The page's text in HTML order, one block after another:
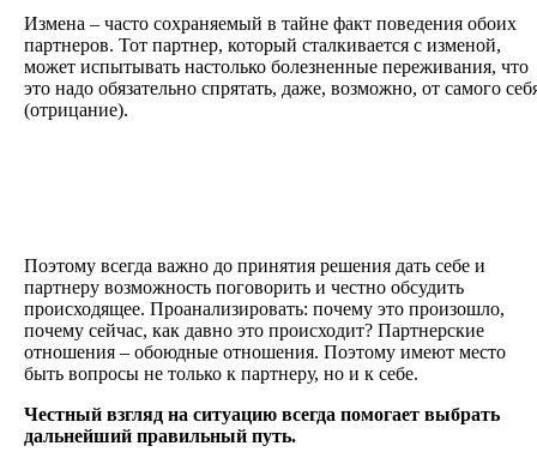
Измена – часто сохраняемый в тайне факт поведения обоих
партнеров. Тот партнер, который сталкивается с изменой,
может испытывать настолько болезненные переживания, что
это надо обязательно спрятать, даже, возможно, от самого
(отрицание).
Поэтому всегда важно до принятия решения дать себе и
партнеру возможность поговорить и честно обсудить
происходящее. Проанализировать: почему это произошло,
почему сейчас, как давно это происходит? Партнерские
отношения – обоюдные отношения. Поэтому имеют место
быть вопросы не только к партнеру, но и к себе.
Честный взгляд на ситуацию всегда помогает выбрать
дальнейший правильный путь.